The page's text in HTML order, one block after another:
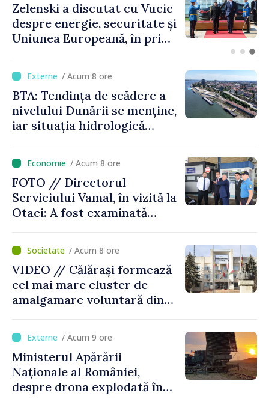
Bulgaria: Ambasadoarea
Ucrainei, convocată la
Ministerul de Externe în
/ Acum 8 ore
BTA: Tendința de scădere a
nivelului Dunării se menține,
iar situația hidrologică
/ Acum 8 ore
FOTO // Directorul
Serviciului Vamal, în vizită la
Otaci: A fost examinată
control vamal cu un scanner
performant/ Acum 8 ore
VIDEO // Călărași formează
cel mai mare cluster de
amalgamare voluntară din
orășenesc a aprobat decizia
finală
/ Acum 9 ore
Ministerul Apărării
Naționale al României,
despre drona explodată în